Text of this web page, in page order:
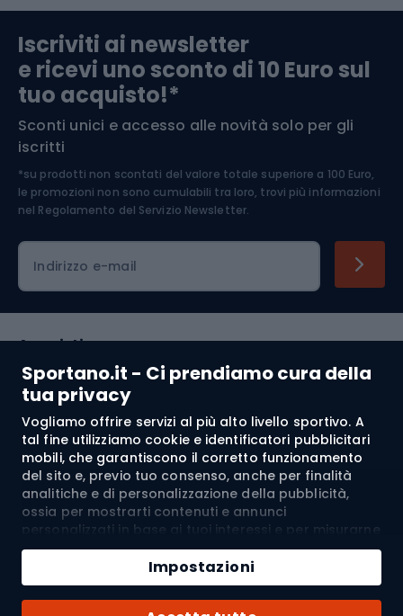
Sportano.it - Ci prendiamo cura della
tua privacy
Vogliamo offrire servizi al più alto livello sportivo. A
tal fine utilizziamo cookie e identificatori pubblicitari
mobili, che garantiscono il corretto funzionamento
del sito e, previo tuo consenso, anche per finalità
analitiche e di personalizzazione della pubblicità,
ossia per mostrarti contenuti e annunci
personalizzati in base ai tuoi interessi e per misurarne
l’efficacia. I cookie e gli identificatori pubblicitari
mobili possono essere utilizzati sia per attività
pubblicitarie personalizzate sia non personalizzate, a
seconda dei consensi da te espressi. Se clicchi su
Impostazioni
Quantità
Aggiungi al carrello
Acquista con
Abbigliamento da escursionismo
Componenti per biciclette
Arrampicata
Medicina dello sport
Abbigliamento ciclistico
Iscriviti ai newsletter
e ricevi uno sconto di 10 Euro sul
tuo acquisto!*
Sconti unici e accesso alle novità solo per gli
iscritti
*su prodotti non scontati del valore totale superiore a 100 Euro,
le promozioni non sono cumulabili tra loro, trovi più informazioni
nel Regolamento del Servizio Newsletter.
Indirizzo e-mail
Acquisti
Servizio clienti
Regolamento
Chi siamo
© 2026 Sportano